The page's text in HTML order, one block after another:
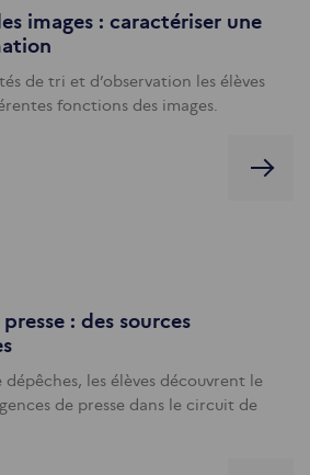
images : caractériser une
de tri et d’observation les élèves
fonctions des images.
: des sources
dépêches, les élèves découvrent le
de presse dans le circuit de